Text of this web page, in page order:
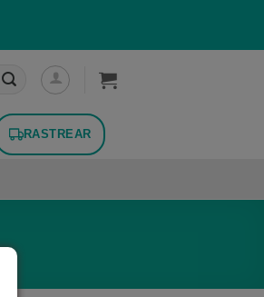
RASTREAR